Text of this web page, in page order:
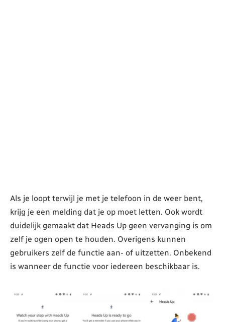
Als je loopt terwijl je met je telefoon in de weer bent,
krijg je een melding dat je op moet letten. Ook wordt
duidelijk gemaakt dat Heads Up geen vervanging is om
zelf je ogen open te houden. Overigens kunnen
gebruikers zelf de functie aan- of uitzetten. Onbekend
is wanneer de functie voor iedereen beschikbaar is.